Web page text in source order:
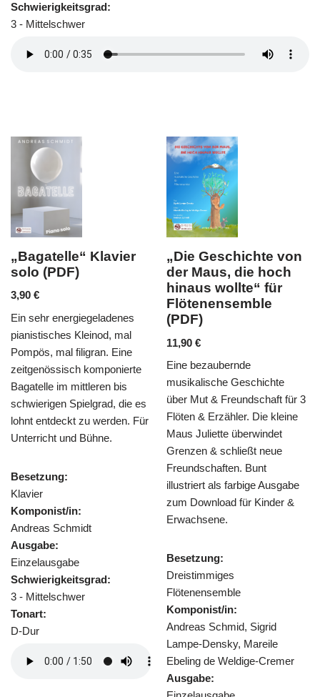
Schwierigkeitsgrad:
3 - Mittelschwer
Klavier
mal
Eine
komponierte
bis
die es
zu werden. Für
Bühne.
„Die Geschichte von
der Maus, die hoch
hinaus wollte“ für
Flötenensemble
(PDF)
11,90€
Eine bezaubernde
musikalische Geschichte
über Mut & Freundschaft für 3
Flöten & Erzähler. Die kleine
Maus Juliette überwindet
Grenzen & schließt neue
Freundschaften. Bunt
illustriert als farbige Ausgabe
zum Download für Kinder &
Dreistimmiges
Andreas Schmid, Sigrid
Lampe-Densky, Mareile
Ebeling de Weldige-Cremer
„Abschied
Walde“ für
und
6,90€
komponiert,
Flöten &
Arrangement
Reichert wird
kunstvoll
verziert.
Besetzung:
3 -
Tonart:
G-Dur